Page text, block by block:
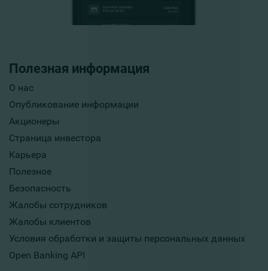
Полезная информация
О нас
Опубликование информации
Акционеры
Страница инвестора
Карьера
Полезное
Безопасность
Жалобы сотрудников
Жалобы клиентов
Условия обработки и защиты персональных данных
Open Banking API